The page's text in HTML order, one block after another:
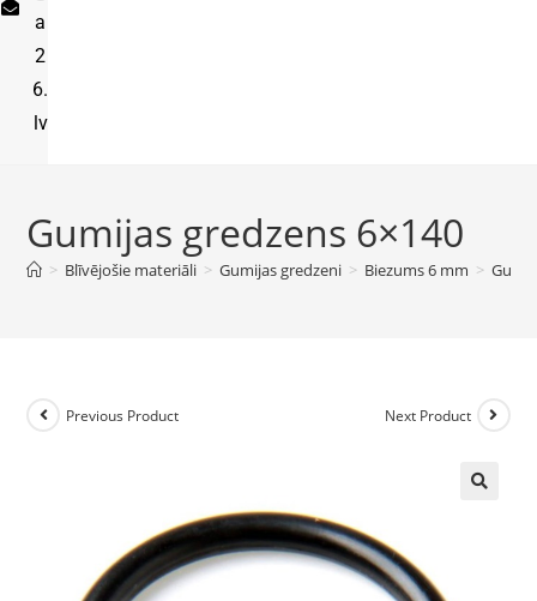
a
2
6.
lv
Gumijas gredzens 6×140
> Blīvējošie materiāli > Gumijas gredzeni > Biezums 6 mm >
Previous Product Next Product